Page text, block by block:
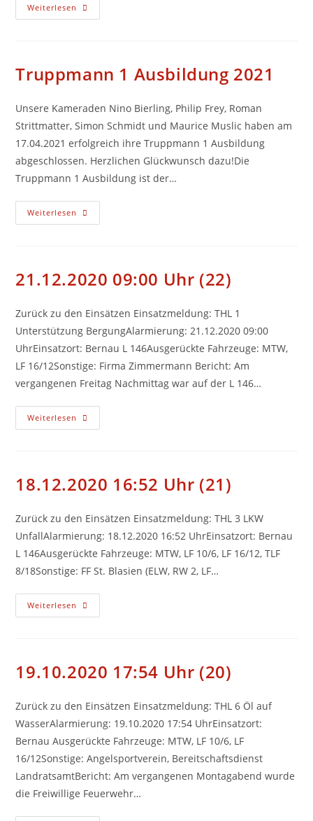
Weiterlesen 29.05.2021
10:45
Truppmann 1 Ausbildung 2021
Unsere Kameraden Nino Bierling, Philip Frey, Roman
Strittmatter, Simon Schmidt und Maurice Muslic haben am
17.04.2021 erfolgreich ihre Truppmann 1 Ausbildung
abgeschlossen. Herzlichen Glückwunsch dazu!Die
Truppmann 1 Ausbildung ist der…
Weiterlesen Truppmann
1
21.12.2020 09:00 Uhr (22)
Zurück zu den Einsätzen Einsatzmeldung: THL 1
Unterstützung BergungAlarmierung: 21.12.2020 09:00
UhrEinsatzort: Bernau L 146Ausgerückte Fahrzeuge: MTW,
LF 16/12Sonstige: Firma Zimmermann Bericht: Am
vergangenen Freitag Nachmittag war auf der L 146…
Weiterlesen 21.12.2020
09:00
18.12.2020 16:52 Uhr (21)
Zurück zu den Einsätzen Einsatzmeldung: THL 3 LKW
UnfallAlarmierung: 18.12.2020 16:52 UhrEinsatzort: Bernau
L 146Ausgerückte Fahrzeuge: MTW, LF 10/6, LF 16/12, TLF
8/18Sonstige: FF St. Blasien (ELW, RW 2, LF…
Weiterlesen 18.12.2020
16:52
19.10.2020 17:54 Uhr (20)
Zurück zu den Einsätzen Einsatzmeldung: THL 6 Öl auf
WasserAlarmierung: 19.10.2020 17:54 UhrEinsatzort:
Bernau Ausgerückte Fahrzeuge: MTW, LF 10/6, LF
16/12Sonstige: Angelsportverein, Bereitschaftsdienst
LandratsamtBericht: Am vergangenen Montagabend wurde
die Freiwillige Feuerwehr…